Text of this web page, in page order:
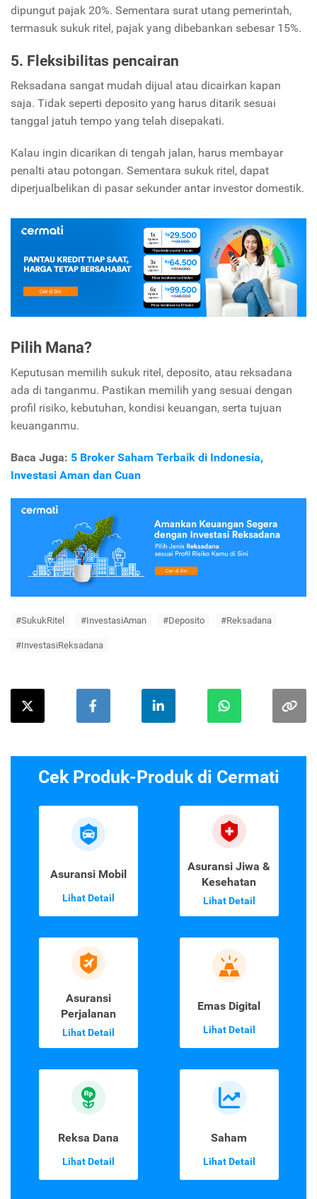
dipungut pajak 20%. Sementara surat utang pemerintah,
termasuk sukuk ritel, pajak yang dibebankan sebesar 15%.
5. Fleksibilitas pencairan
Reksadana sangat mudah dijual atau dicairkan kapan
saja. Tidak seperti deposito yang harus ditarik sesuai
tanggal jatuh tempo yang telah disepakati.
Kalau ingin dicarikan di tengah jalan, harus membayar
penalti atau potongan. Sementara sukuk ritel, dapat
diperjualbelikan di pasar sekunder antar investor domestik.
Pilih Mana?
Keputusan memilih sukuk ritel, deposito, atau reksadana
ada di tanganmu. Pastikan memilih yang sesuai dengan
profil risiko, kebutuhan, kondisi keuangan, serta tujuan
keuanganmu.
Baca Juga: 5 Broker Saham Terbaik di Indonesia,
Investasi Aman dan Cuan
#SukukRitel #InvestasiAman #Deposito #Reksadana
#InvestasiReksadana
Cek Produk-Produk di Cermati
Asuransi Mobil
Lihat Detail
Asuransi Jiwa &
Kesehatan
Lihat Detail
Asuransi
Perjalanan
Lihat Detail
Emas Digital
Lihat Detail
Reksa Dana
Lihat Detail
Saham
Lihat Detail